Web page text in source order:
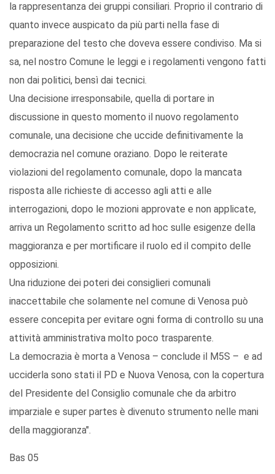
la rappresentanza dei gruppi consiliari. Proprio il contrario di
quanto invece auspicato da più parti nella fase di
preparazione del testo che doveva essere condiviso. Ma si
sa, nel nostro Comune le leggi e i regolamenti vengono fatti
non dai politici, bensì dai tecnici.
Una decisione irresponsabile, quella di portare in
discussione in questo momento il nuovo regolamento
comunale, una decisione che uccide definitivamente la
democrazia nel comune oraziano. Dopo le reiterate
violazioni del regolamento comunale, dopo la mancata
risposta alle richieste di accesso agli atti e alle
interrogazioni, dopo le mozioni approvate e non applicate,
arriva un Regolamento scritto ad hoc sulle esigenze della
maggioranza e per mortificare il ruolo ed il compito delle
opposizioni.
Una riduzione dei poteri dei consiglieri comunali
inaccettabile che solamente nel comune di Venosa può
essere concepita per evitare ogni forma di controllo su una
attività amministrativa molto poco trasparente.
La democrazia è morta a Venosa – conclude il M5S – e ad
ucciderla sono stati il PD e Nuova Venosa, con la copertura
del Presidente del Consiglio comunale che da arbitro
imparziale e super partes è divenuto strumento nelle mani
della maggioranza".
Bas 05